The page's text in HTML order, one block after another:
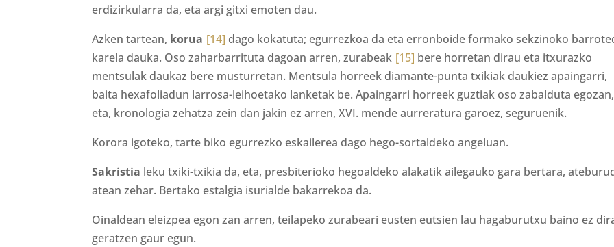
erdizirkularra da, eta argi gitxi emoten dau.
Azken tartean, korua [14] dago kokatuta; egurrezkoa da eta erronboide formako sekzinoko
karela dauka. Oso zaharbarrituta dagoan arren, zurabeak [15] bere horretan dirau eta itxurazko
mentsulak daukaz bere musturretan. Mentsula horreek diamante-punta txikiak daukiez apaingarri,
baita hexafoliadun larrosa-leihoetako lanketak be. Apaingarri horreek guztiak oso zabalduta egozan,
eta, kronologia zehatza zein dan jakin ez arren, XVI. mende aurreratura garoez, seguruenik.
Korora igoteko, tarte biko egurrezko eskailerea dago hego-sortaldeko angeluan.
Sakristia leku txiki-txikia da, eta, presbiterioko hegoaldeko alakatik ailegauko gara bertara,
atean zehar. Bertako estalgia isurialde bakarrekoa da.
Oinaldean eleizpea egon zan arren, teilapeko zurabeari eusten eutsien lau hagaburutxu baino ez
geratzen gaur egun.